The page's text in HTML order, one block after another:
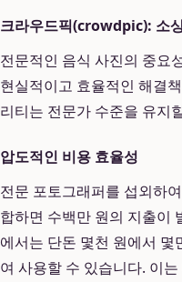
크라우드픽(crowdpic): 소
전문적인 음식 사진의 중요
현실적이고 효율적인 해결
리티는 전문가 수준을 유지
압도적인 비용 효율성
전문 포토그래퍼를 섭외하
합하면 수백만 원의 지출이
에서는 단돈 몇천 원에서
여 사용할 수 있습니다. 이